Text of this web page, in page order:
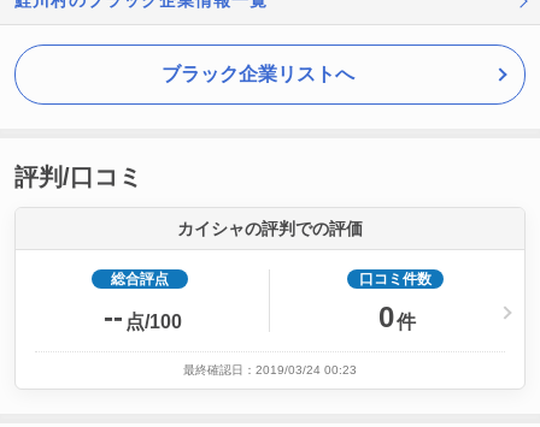
ブラック企業リストへ
評判/口コミ
カイシャの評判での評価
総合評点
-- 点/100
口コミ件数
0件
最終確認日：2019/03/24 00:23